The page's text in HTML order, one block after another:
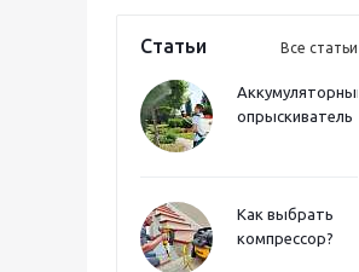
Статьи Все статьи
Аккумуляторный
опрыскиватель
Как выбрать
компрессор?